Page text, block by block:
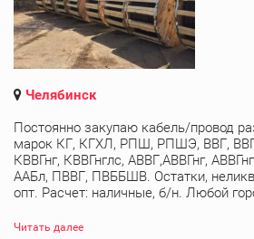
Челябинск
Постоянно закупаю кабель/провод
марок КГ, КГХЛ, РПШ, РПШЭ, ВВГ,
КВВГнг, КВВГнглс, АВВГ,АВВГнг,
ААБл, ПВВГ, ПВББШВ. Остатки,
опт. Расчет: наличные, б/н. Любой
Читать далее